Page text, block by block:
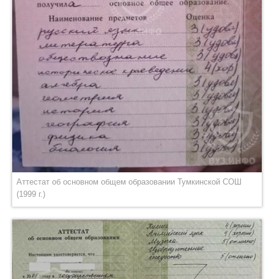
Аттестат об основном общем образовании Тумкинской СОШ
(1999 г.)